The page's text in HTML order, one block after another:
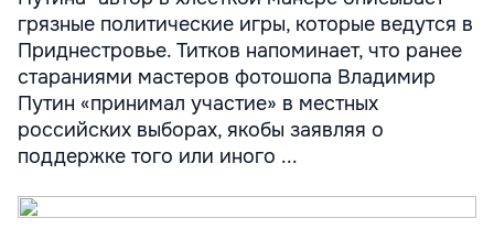
грязные политические игры, которые ведутся в
Приднестровье. Титков напоминает, что ранее
стараниями мастеров фотошопа Владимир
Путин «принимал участие» в местных
российских выборах, якобы заявляя о
поддержке того или иного ...